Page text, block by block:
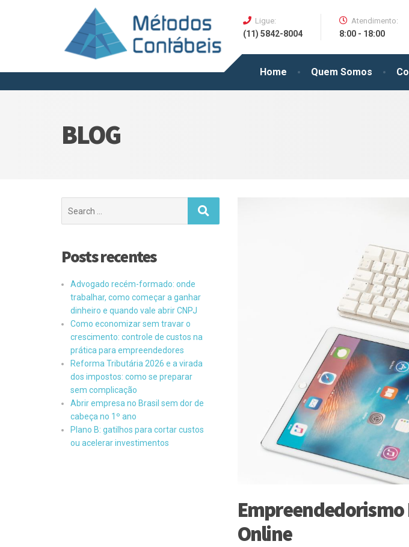
Home Quem Somos
Ligue:
(11) 5842-8004
Atendimento:
8:00 - 18:00
BLOG
Online
Posts recentes
Advogado recém-formado: onde
trabalhar, como começar a ganhar
dinheiro e quando vale abrir CNPJ
Como economizar sem travar o
crescimento: controle de custos na
prática para empreendedores
Reforma Tributária 2026 e a virada
dos impostos: como se preparar
sem complicação
Abrir empresa no Brasil sem dor de
cabeça no 1º ano
Plano B: gatilhos para cortar custos
ou acelerar investimentos